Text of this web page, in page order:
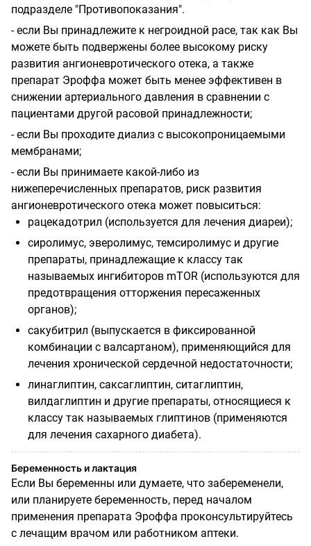
подразделе "Противопоказания".
- если Вы принадлежите к негроидной расе, так как Вы
можете быть подвержены более высокому риску
развития ангионевротического отека, а также
препарат Эроффа может быть менее эффективен в
снижении артериального давления в сравнении с
пациентами другой расовой принадлежности;
- если Вы проходите диализ с высокопроницаемыми
мембранами;
- если Вы принимаете какой-либо из
нижеперечисленных препаратов, риск развития
ангионевротического отека может повыситься:
рацекадотрил (используется для лечения диареи);
сиролимус, эверолимус, темсиролимус и другие
препараты, принадлежащие к классу так
называемых ингибиторов mTOR (используются для
предотвращения отторжения пересаженных
органов);
сакубитрил (выпускается в фиксированной
комбинации с валсартаном), применяющийся для
лечения хронической сердечной недостаточности;
линаглиптин, саксаглиптин, ситаглиптин,
вилдаглиптин и другие препараты, относящиеся к
классу так называемых глиптинов (применяются
для лечения сахарного диабета).
Беременность и лактация
Если Вы беременны или думаете, что забеременели,
или планируете беременность, перед началом
применения препарата Эроффа проконсультируйтесь
с лечащим врачом или работником аптеки.